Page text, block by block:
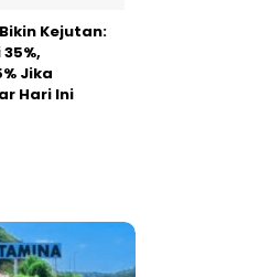
Kejutan:
Jika
Hari Ini